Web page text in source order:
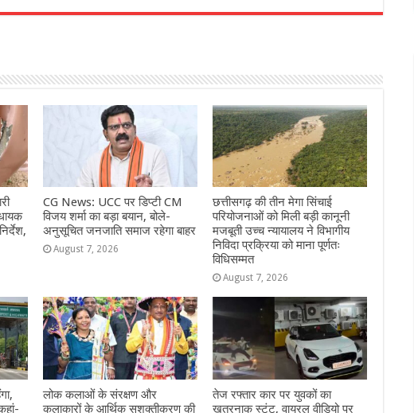
e
ra
m
ar
CG News: UCC पर डिप्टी CM
विजय शर्मा का बड़ा बयान, बोले-
अनुसूचित जनजाति समाज रहेगा बाहर
August 7, 2026
छत्तीसगढ़ की तीन मेगा सिंचाई
परियोजनाओं को मिली बड़ी कानूनी
मजबूती उच्च न्यायालय ने विभागीय
निविदा प्रक्रिया को माना पूर्णतः
विधिसम्मत
August 7, 2026
लोक कलाओं के संरक्षण और
कलाकारों के आर्थिक सशक्तीकरण की
तेज रफ्तार कार पर युवकों का
खतरनाक स्टंट, वायरल वीडियो पर